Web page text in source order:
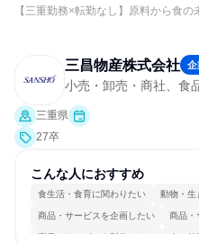
【三重勤務×転勤なし】原料から食
三昌物産株式会社 企
小売・卸売・商社、食
三重県
27卒
こんな人におすすめ
食生活・食育に関わりたい 動物・生
商品・サービスを企画したい 商品・
商品・サービスを製作したい 人の